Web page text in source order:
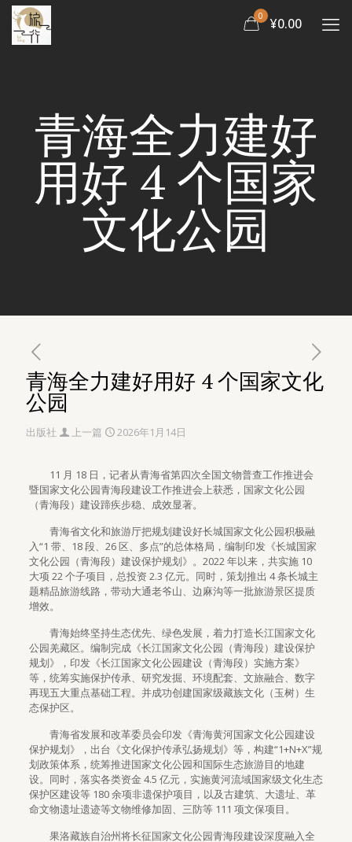
0 ¥0.00
青海全力建好
用好 4 个国家
文化公园
青海全力建好用好 4 个国家文化
公园
出版社 上一篇 2026年1月14日
11 月 18 日，记者从青海省第四次全国文物普查工作推进会
暨国家文化公园青海段建设工作推进会上获悉，国家文化公园
（青海段）建设蹄疾步稳、成效显著。
青海省文化和旅游厅把规划建设好长城国家文化公园积极融
入“1 带、18 段、26 区、多点”的总体格局，编制印发《长城国家
文化公园（青海段）建设保护规划》。2022 年以来，共实施 10
大项 22 个子项目，总投资 2.3 亿元。同时，策划推出 4 条长城主
题精品旅游线路，带动大通老爷山、边麻沟等一批旅游景区提质
增效。
青海始终坚持生态优先、绿色发展，着力打造长江国家文化
公园羌藏区。编制完成《长江国家文化公园（青海段）建设保护
规划》，印发《长江国家文化公园建设（青海段）实施方案》
等，统筹实施保护传承、研究发掘、环境配套、文旅融合、数字
再现五大重点基础工程。并成功创建国家级藏族文化（玉树）生
态保护区。
青海省发展和改革委员会印发《青海黄河国家文化公园建设
保护规划》，出台《文化保护传承弘扬规划》等，构建“1+N+X”规
划政策体系，统筹推进国家文化公园和国际生态旅游目的地建
设。同时，落实各类资金 4.5 亿元，实施黄河流域国家级文化生态
保护区建设等 180 余项非遗保护项目，以及古建筑、大遗址、革
命文物遗址遗迹等文物维修加固、三防等 111 项文保项目。
果洛藏族自治州将长征国家文化公园青海段建设深度融入全